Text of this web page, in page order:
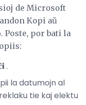
de Microsoft
Kopi aŭ
Poste, por bati la
.
la datumojn al
tie kaj elektu